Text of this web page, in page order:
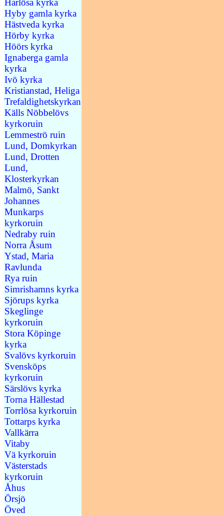
Harlösa kyrka
Hyby gamla kyrka
Hästveda kyrka
Hörby kyrka
Höörs kyrka
Ignaberga gamla
kyrka
Ivö kyrka
Kristianstad, Heliga
Trefaldighetskyrkan
Källs Nöbbelövs
kyrkoruin
Lemmeströ ruin
Lund, Domkyrkan
Lund, Drotten
Lund,
Klosterkyrkan
Malmö, Sankt
Johannes
Munkarps
kyrkoruin
Nedraby ruin
Norra Åsum
Ystad, Maria
Ravlunda
Rya ruin
Simrishamns kyrka
Sjörups kyrka
Skeglinge
kyrkoruin
Stora Köpinge
kyrka
Svalövs kyrkoruin
Svensköps
kyrkoruin
Särslövs kyrka
Torna Hällestad
Torrlösa kyrkoruin
Tottarps kyrka
Vallkärra
Vitaby
Vä kyrkoruin
Västerstads
kyrkoruin
Åhus
Örsjö
Öved